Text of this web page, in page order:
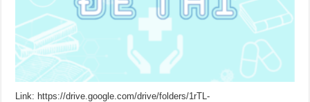
Link: https://drive.google.com/drive/folders/1rTL-